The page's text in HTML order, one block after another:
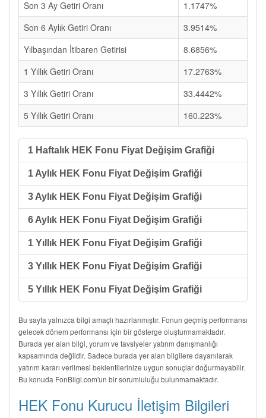
Son 3 Ay Getiri Oranı
1.1747%
Son 6 Aylık Getiri Oranı
3.9514%
Yılbaşından İtibaren Getirisi
8.6856%
1 Yıllık Getiri Oranı
17.2763%
3 Yıllık Getiri Oranı
33.4442%
5 Yıllık Getiri Oranı
160.223%
1 Haftalık HEK Fonu Fiyat Değişim Grafiği
1 Aylık HEK Fonu Fiyat Değişim Grafiği
3 Aylık HEK Fonu Fiyat Değişim Grafiği
6 Aylık HEK Fonu Fiyat Değişim Grafiği
1 Yıllık HEK Fonu Fiyat Değişim Grafiği
3 Yıllık HEK Fonu Fiyat Değişim Grafiği
5 Yıllık HEK Fonu Fiyat Değişim Grafiği
Bu sayfa yalnızca bilgi amaçlı hazırlanmıştır. Fonun geçmiş performansı
gelecek dönem performansı için bir gösterge oluşturmamaktadır.
Burada yer alan bilgi, yorum ve tavsiyeler yatırım danışmanlığı
kapsamında değildir. Sadece burada yer alan bilgilere dayanılarak
yatırım kararı verilmesi beklentilerinize uygun sonuçlar doğurmayabilir.
Bu konuda FonBilgi.com'un bir sorumluluğu bulunmamaktadır.
HEK Fonu Kurucu İletişim Bilgileri